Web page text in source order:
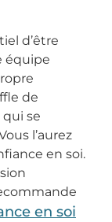
d’être
équipe
de
qui se
l’aurez
en soi.
en soi